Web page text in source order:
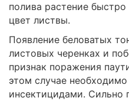
полива растение
цвет листвы.
Появление беловатых
листовых черенках и
признак поражения
этом случае необходимо
инсектицидами. Сильно